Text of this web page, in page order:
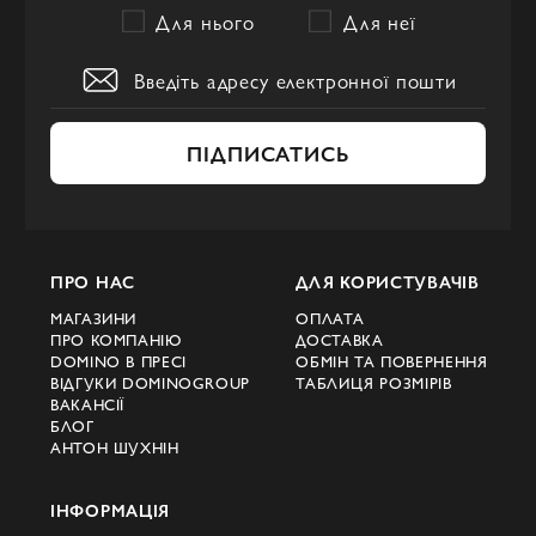
чуттєвість і сміливий
театральність силуету, бездоганність лінії
та насиченість деталей. Кутюрні прийоми
з'єднуються з авангардними елементами,
народжуючи неповторний стиль: глибокі
вирізи, асиметрія, перетікання тканин,
блиск паєток і кристалів.
Секрет бренду в умінні передати рух -
Для нього Для неї
ПІДПИСАТИСЬ
ПРО НАС
МАГАЗИНИ
ПРО КОМПАНІЮ
DOMINO В ПРЕСІ
ВІДГУКИ DOMINOGROUP
ВАКАНСІЇ
БЛОГ
АНТОН ШУХНІН
ДЛЯ КОРИСТУВАЧІВ
ОПЛАТА
ДОСТАВКА
ОБМІН ТА ПОВЕРНЕННЯ
ТАБЛИЦЯ РОЗМІРІВ
ІНФОРМАЦІЯ